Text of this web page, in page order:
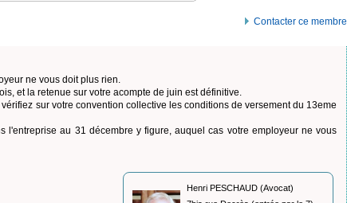
Contacter ce membre
ne vous doit plus rien.
et la retenue sur votre acompte de juin est définitive.
sur votre convention collective les conditions de versement du 13eme
l'entreprise au 31 décembre y figure, auquel cas votre employeur ne vous
Henri PESCHAUD (Avocat)